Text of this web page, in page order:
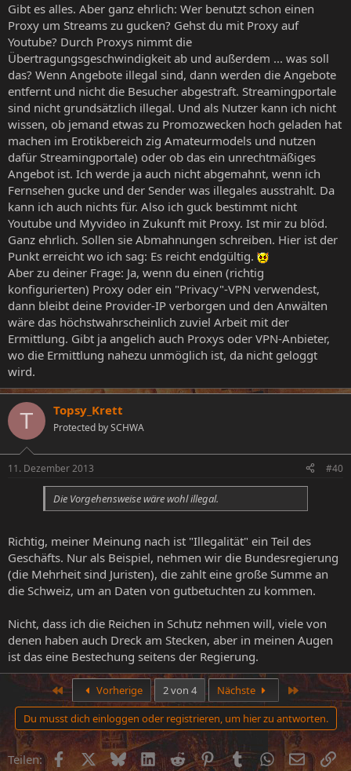
Gibt es alles. Aber ganz ehrlich: Wer benutzt schon einen
Proxy um Streams zu gucken? Gehst du mit Proxy auf
Youtube? Durch Proxys nimmt die
Übertragungsgeschwindigkeit ab und außerdem ... was soll
das? Wenn Angebote illegal sind, dann werden die Angebote
entfernt und nicht die Besucher abgestraft. Streamingportale
sind nicht grundsätzlich illegal. Und als Nutzer kann ich nicht
wissen, ob jemand etwas zu Promozwecken hoch geladen hat
machen im Erotikbereich zig Amateurmodels und nutzen
dafür Streamingportale) oder ob das ein unrechtmäßiges
Angebot ist. Ich werde ja auch nicht abgemahnt, wenn ich
Fernsehen gucke und der Sender was illegales ausstrahlt. Da
kann ich auch nichts für. Also ich guck bestimmt nicht
Youtube und Myvideo in Zukunft mit Proxy. Ist mir zu blöd.
Ganz ehrlich. Sollen sie Abmahnungen schreiben. Hier ist der
Punkt erreicht wo ich sag: Es reicht endgültig.
Aber zu deiner Frage: Ja, wenn du einen (richtig
konfigurierten) Proxy oder ein "Privacy"-VPN verwendest,
dann bleibt deine Provider-IP verborgen und den Anwälten
wäre das höchstwahrscheinlich zuviel Arbeit mit der
Ermittlung. Gibt ja angelich auch Proxys oder VPN-Anbieter,
wo die Ermittlung nahezu unmöglich ist, da nicht geloggt
wird.
T Topsy_Krett
Protected by SCHWA
11. Dezember 2013 #40
Die Vorgehensweise wäre wohl illegal.
Richtig, meiner Meinung nach ist "Illegalität" ein Teil des
Geschäfts. Nur als Beispiel, nehmen wir die Bundesregierung
(die Mehrheit sind Juristen), die zahlt eine große Summe an
die Schweiz, um an Daten von gutbetuchten zu kommen.
Nicht, dass ich die Reichen in Schutz nehmen will, viele von
denen haben auch Dreck am Stecken, aber in meinen Augen
ist das eine Bestechung seitens der Regierung.
Erste Vorherige 2 von 4 Nächste Letzte
Du musst dich einloggen oder registrieren, um hier zu antworten.
Teilen: FacebookX (Twitter)
BlueskyLinkedInRedditPinterest
Tumblr WhatsApp
E-Mail